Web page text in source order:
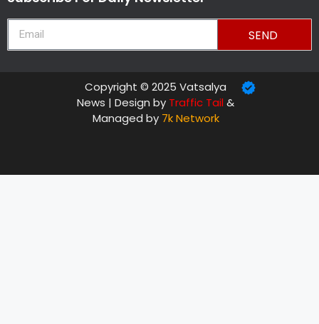
SEND
Copyright © 2025 Vatsalya
News | Design by Traffic Tail&
Managed by 7k Network